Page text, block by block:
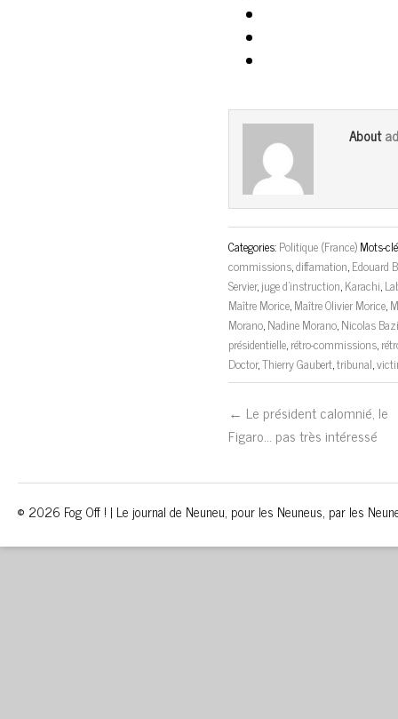
About
Categories:Politique (France)Mots-
commissions,diffamation,Edouard
Servier,juge d'instruction,Karachi,
Maître Morice,Maître Olivier Morice,
Morano,Nadine Morano,Nicolas
présidentielle,rétro-commissions,
Doctor,Thierry Gaubert,tribunal,
← Le président calomnié, le
Figaro… pas très intéressé
© 2026 Fog Off ! | Le journal de Neuneu, pour les Neuneus, par les